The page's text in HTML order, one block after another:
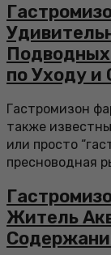
Подводных
по Уходу
Гастромизон
также
или просто
пресноводная
Житель